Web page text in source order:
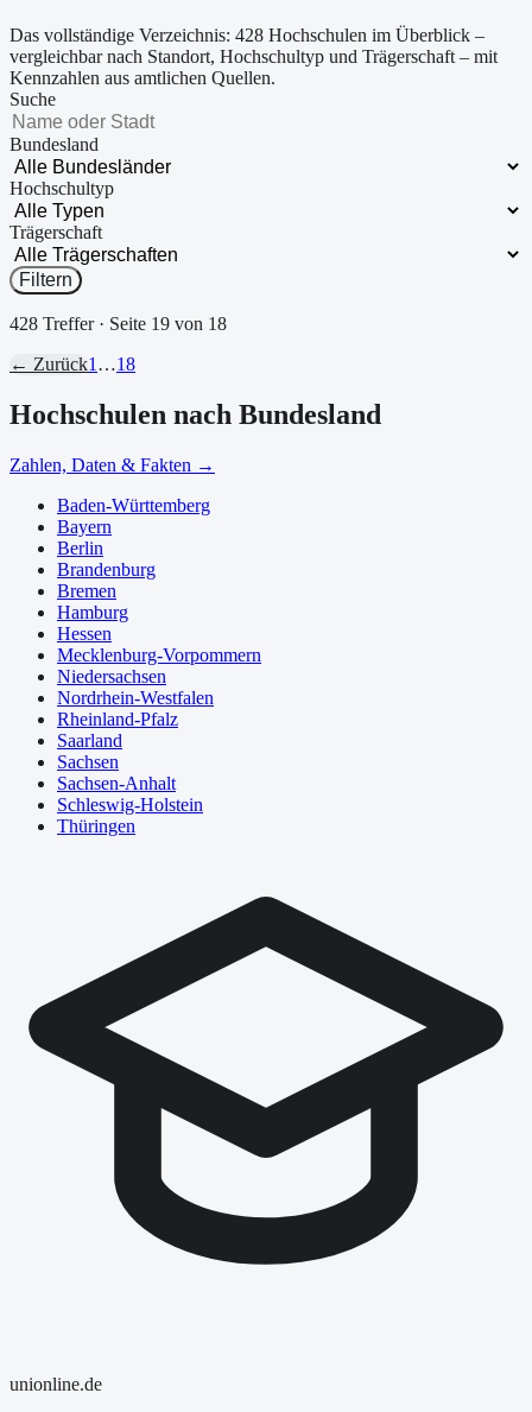
Das vollständige Verzeichnis: 428 Hochschulen im Überblick –
vergleichbar nach Standort, Hochschultyp und Trägerschaft – mit
Kennzahlen aus amtlichen Quellen.
Suche
Bundesland
Hochschultyp
Trägerschaft
Filtern
428 Treffer · Seite 19 von 18
← Zurück1 …18
Hochschulen nach Bundesland
Zahlen, Daten & Fakten →
Baden-Württemberg
Bayern
Berlin
Brandenburg
Bremen
Hamburg
Hessen
Mecklenburg-Vorpommern
Niedersachsen
Nordrhein-Westfalen
Rheinland-Pfalz
Saarland
Sachsen
Sachsen-Anhalt
Schleswig-Holstein
Thüringen
unionline.de